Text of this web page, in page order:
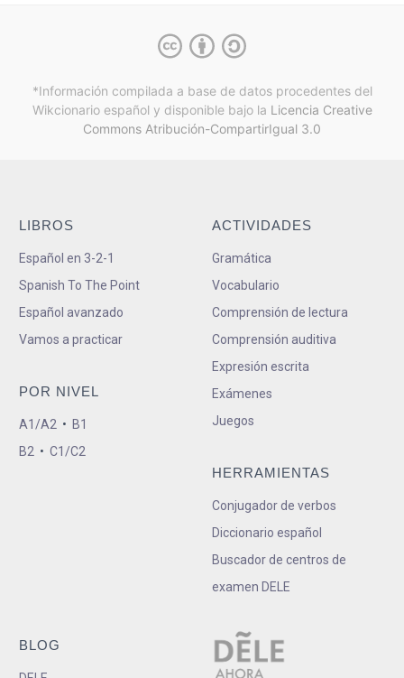
*Información compilada a base de datos procedentes del
Wikcionario español y disponible bajo la Licencia Creative
Commons Atribución-CompartirIgual 3.0
LIBROS
Español en 3-2-1
Spanish To The Point
Español avanzado
Vamos a practicar
POR NIVEL
A1/A2 • B1
B2 • C1/C2
ACTIVIDADES
Gramática
Vocabulario
Comprensión de lectura
Comprensión auditiva
Expresión escrita
Exámenes
Juegos
HERRAMIENTAS
Conjugador de verbos
Diccionario español
Buscador de centros de
examen DELE
BLOG